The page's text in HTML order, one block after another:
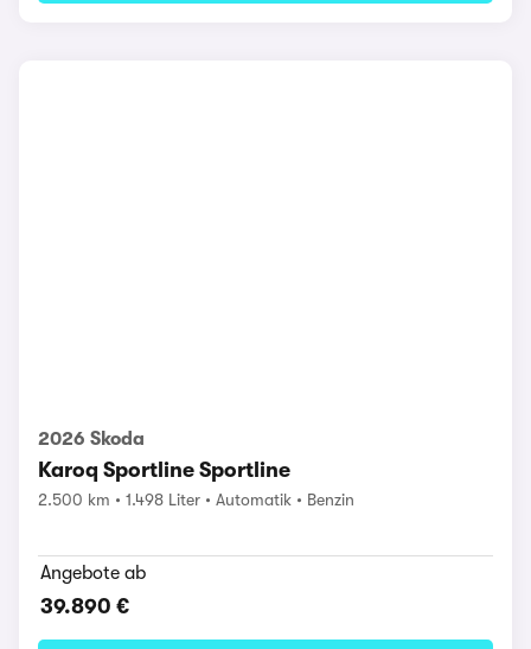
2026 Skoda
Karoq Sportline Sportline
2.500 km 1.498 Liter Automatik Benzin
Angebote ab
39.890 €